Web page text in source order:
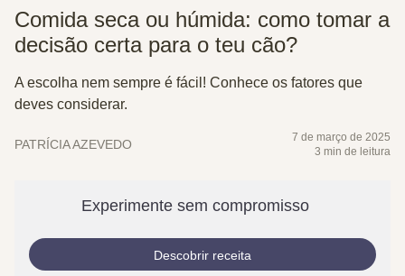
Comida seca ou húmida: como tomar a
decisão certa para o teu cão?
A escolha nem sempre é fácil! Conhece os fatores que
deves considerar.
PATRÍCIA AZEVEDO
7 de março de 2025
3 min de leitura
Experimente sem compromisso
Descobrir receita